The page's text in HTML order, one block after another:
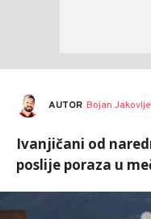
AUTOR Bojan
Ivanjičani od
poslije poraza u